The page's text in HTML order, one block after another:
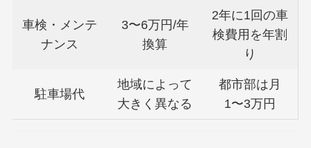
車検・メンテ
ナンス
3〜6万円/年
換算
2年に1回の車
検費用を年割
り
駐車場代
地域によって
大きく異なる
都市部は月
1〜3万円